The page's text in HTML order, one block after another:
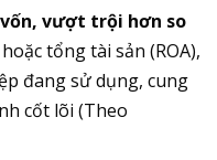
vốn, vượt trội hơn so
tổng tài sản (ROA),
đang sử dụng, cung
cốt lõi (Theo